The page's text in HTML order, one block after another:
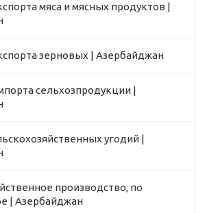
мяса и мясных продуктов |
зерновых | Азербайджан
сельхозпродукции |
угодий |
производство, по
| Азербайджан